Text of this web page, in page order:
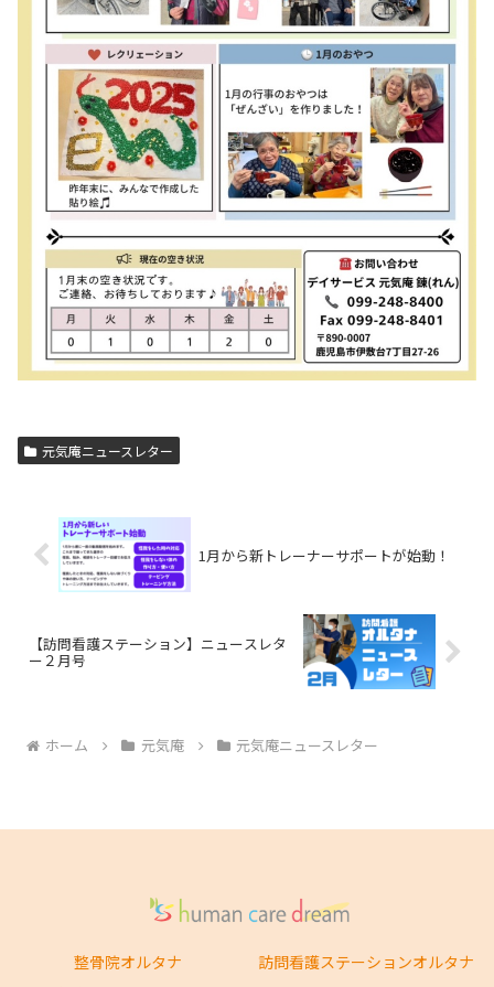
元気庵ニュースレター
1月から新トレーナーサポートが始動！
【訪問看護ステーション】ニュースレタ
ー２月号
ホーム 元気庵 元気庵ニュースレター
整骨院オルタナ
訪問看護ステーションオルタナ